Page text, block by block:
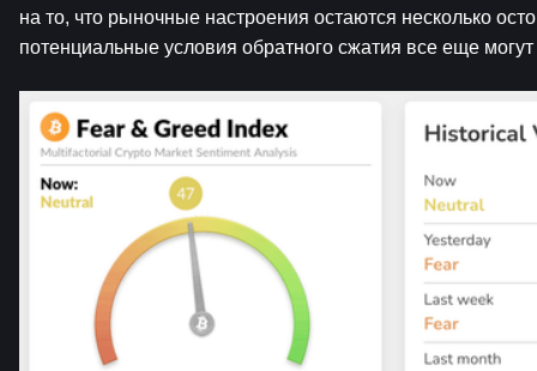
на то, что рыночные настроения остаются несколько
потенциальные условия обратного сжатия все еще